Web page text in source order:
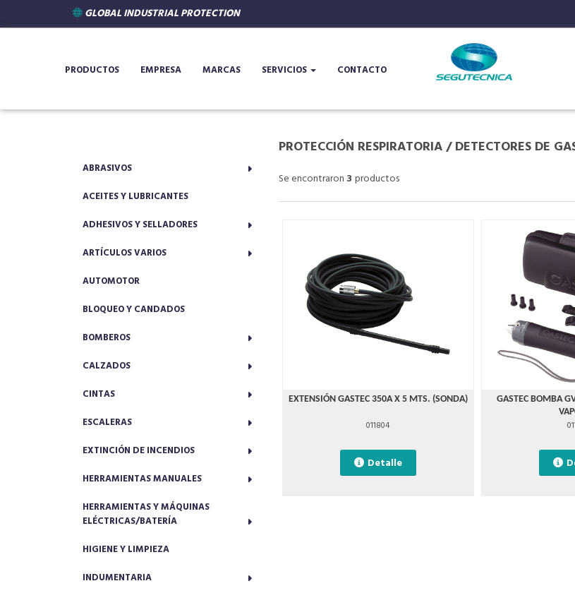
GLOBAL INDUSTRIAL PROTECTION
PRODUCTOS EMPRESA MARCAS SERVICIOS CONTACTO
ABRASIVOS
ACEITES Y LUBRICANTES
ADHESIVOS Y SELLADORES
ARTÍCULOS VARIOS
AUTOMOTOR
BLOQUEO Y CANDADOS
BOMBEROS
CALZADOS
CINTAS
ESCALERAS
EXTINCIÓN DE INCENDIOS
HERRAMIENTAS MANUALES
HERRAMIENTAS Y MÁQUINAS
ELÉCTRICAS/BATERÍA
HIGIENE Y LIMPIEZA
INDUMENTARIA
PROTECCIÓN RESPIRATORIA/DETECTORES DE
Se encontraron 3 productos
EXTENSIÓN GASTEC 350A X 5 MTS. (SONDA)
011804
Detalle
GASTEC BOMBA